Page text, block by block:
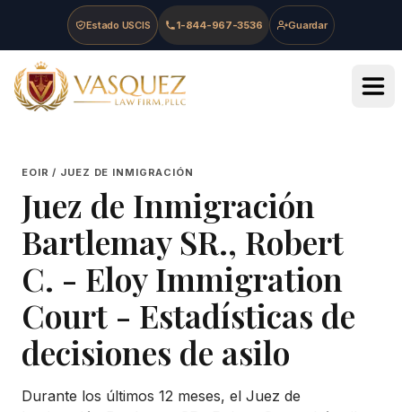
Skip to main content
Skip to navigation
Skip to footer
Estado USCIS 1-844-967-3536 Guardar
Vasquez Law Firm - Home
EOIR / JUEZ DE INMIGRACIÓN
Juez de Inmigración
Bartlemay SR., Robert
C. - Eloy Immigration
Court - Estadísticas de
decisiones de asilo
Durante los últimos 12 meses, el Juez de